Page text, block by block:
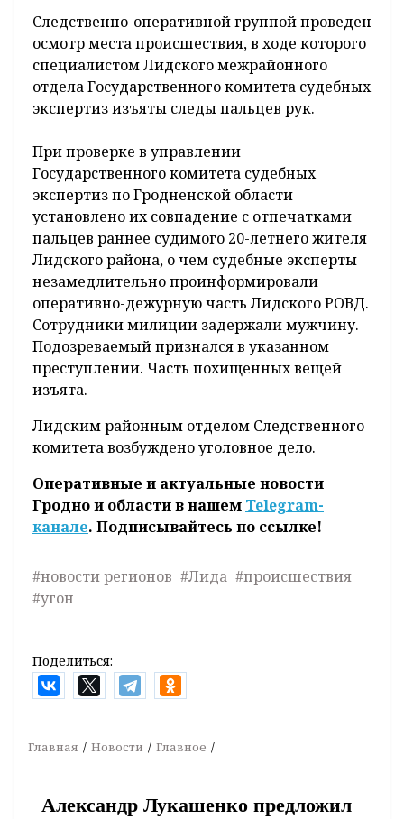
Следственно-оперативной группой проведен
осмотр места происшествия, в ходе которого
специалистом Лидского межрайонного
отдела Государственного комитета судебных
экспертиз изъяты следы пальцев рук.
При проверке в управлении
Государственного комитета судебных
экспертиз по Гродненской области
установлено их совпадение с отпечатками
пальцев раннее судимого 20-летнего жителя
Лидского района, о чем судебные эксперты
незамедлительно проинформировали
оперативно-дежурную часть Лидского РОВД.
Сотрудники милиции задержали мужчину.
Подозреваемый признался в указанном
преступлении. Часть похищенных вещей
изъята.
Лидским районным отделом Следственного
комитета возбуждено уголовное дело.
Оперативные и актуальные новости
Гродно и области в нашем Telegram-
канале. Подписывайтесь по ссылке!
#новости регионов #Лида #происшествия
#угон
Поделиться:
Главная Новости Главное
Александр Лукашенко предложил